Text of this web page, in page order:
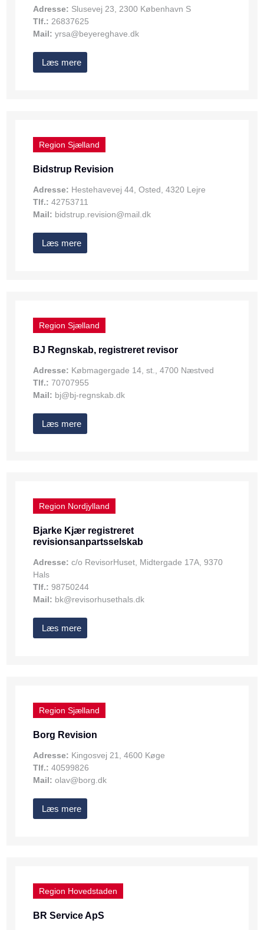
Adresse: Slusevej 23, 2300 København S
Tlf.: 26837625
Mail: yrsa@beyereghave.dk
Læs mere
Region Sjælland
Bidstrup Revision
Adresse: Hestehavevej 44, Osted, 4320 Lejre
Tlf.: 42753711
Mail: bidstrup.revision@mail.dk
Læs mere
Region Sjælland
BJ Regnskab, registreret revisor
Adresse: Købmagergade 14, st., 4700 Næstved
Tlf.: 70707955
Mail: bj@bj-regnskab.dk
Læs mere
Region Nordjylland
Bjarke Kjær registreret
revisionsanpartsselskab
Adresse: c/o RevisorHuset, Midtergade 17A, 9370
Hals
Tlf.: 98750244
Mail: bk@revisorhusethals.dk
Læs mere
Region Sjælland
Borg Revision
Adresse: Kingosvej 21, 4600 Køge
Tlf.: 40599826
Mail: olav@borg.dk
Læs mere
Region Hovedstaden
BR Service ApS